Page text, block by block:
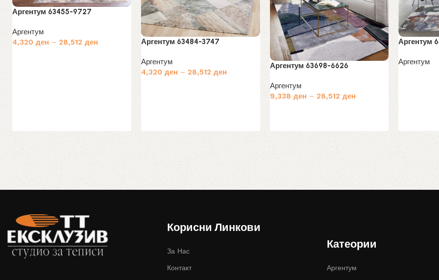
Аргентум 63455-9727
Аргентум
4,320 ден – 28,512 ден Аргентум 63484-3747
Аргентум
4,320 ден – 28,512 ден
Аргентум 63698-6626
Аргентум
9,338 ден – 28,512 ден
Аргентум
Аргентум
Корисни Линкови
За Нас
Контакт
Катеории
Аргентум